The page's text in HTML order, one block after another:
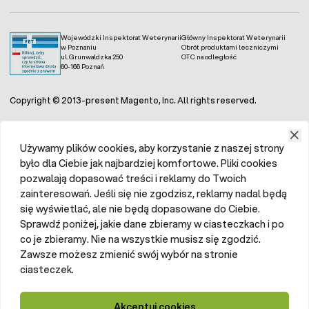
Dynią- Wyjątkowa kombinacja dziczyzny i dyni
dostarcza nie tylko interesującego smaku, ale
także cennych składników odżywczych, takich jak
korzystny dla trawienia.
?GRATIS - Snacki Prosciutto Alpha Spirit- To
najwyższej jakości mięsa, gwarantując intensywny
smak i zdrowe urozmaicenie diety Twojego psa.
Bez dodatku zbóż, sztucznych barwników czy
konserwantów, Snacki Prosciutto Alpha Spirit
stanowią idealny dodatek do codziennego
żywienia, dostarczając dodatkowej radości smaku.
Spraw swojemu pupilowi odrobinę radości z
jedzenia dzięki naszym produktom:
Wysokiej jakości zabawki dla psów.
Wojewódzki Inspektorat Weterynarii
w Poznaniu
ul. Grunwaldzka 250
60-166 Poznań
Główny Inspektorat Weterynarii
Obrót produktami leczniczymi
OTC na odległość
Copyright © 2013-present Magento, Inc. All rights reserved.
Używamy plików cookies, aby korzystanie z naszej strony
było dla Ciebie jak najbardziej komfortowe. Pliki cookies
pozwalają dopasować treści i reklamy do Twoich
zainteresowań. Jeśli się nie zgodzisz, reklamy nadal będą
się wyświetlać, ale nie będą dopasowane do Ciebie.
Sprawdź poniżej, jakie dane zbieramy w ciasteczkach i po
co je zbieramy. Nie na wszystkie musisz się zgodzić.
Zawsze możesz zmienić swój wybór na stronie
ciasteczek.